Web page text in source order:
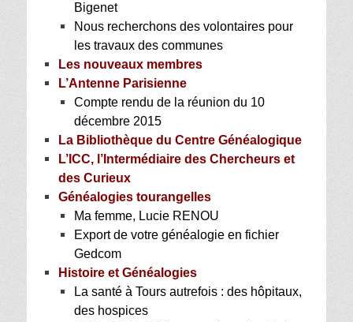
Bigenet
Nous recherchons des volontaires pour
les travaux des communes
Les nouveaux membres
L’Antenne Parisienne
Compte rendu de la réunion du 10
décembre 2015
La Bibliothèque du Centre Généalogique
L’ICC, l’Intermédiaire des Chercheurs et
des Curieux
Généalogies tourangelles
Ma femme, Lucie RENOU
Export de votre généalogie en fichier
Gedcom
H istoire et Généalogies
La santé à Tours autrefois : des hôpitaux,
des hospices